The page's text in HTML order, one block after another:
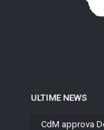
ULTIME NEWS
CdM approva